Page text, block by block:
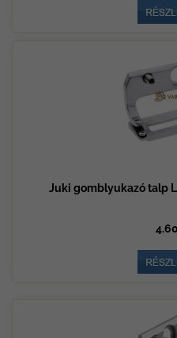
Juki gomblyukazó talp